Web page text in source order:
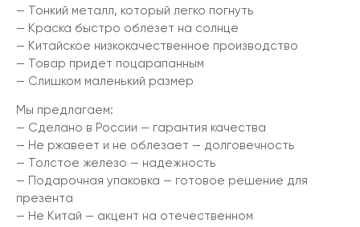
— Тонкий металл, который легко погнуть
— Краска быстро облезет на солнце
— Китайское низкокачественное производство
— Товар придет поцарапанным
— Слишком маленький размер
Мы предлагаем:
— Сделано в России — гарантия качества
— Не ржавеет и не облезает — долговечность
— Толстое железо — надежность
— Подарочная упаковка — готовое решение для
презента
— Не Китай — акцент на отечественном